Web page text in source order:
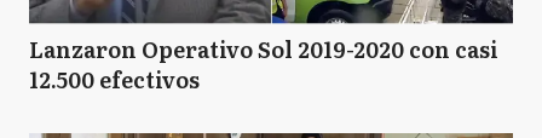
Lanzaron Operativo Sol 2019-2020 con casi
12.500 efectivos